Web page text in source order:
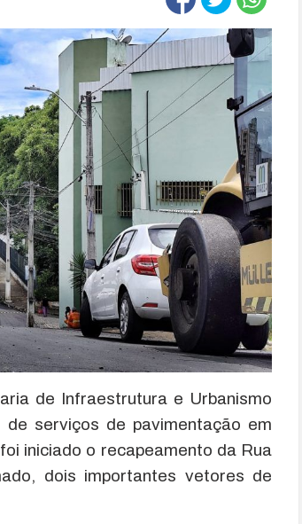
de Infraestrutura e Urbanismo
de serviços de pavimentação em
iniciado o recapeamento da Rua
dois importantes vetores de